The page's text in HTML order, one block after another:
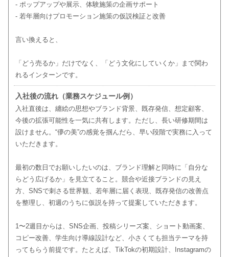
- ポップアップや展示、体験施策の企画サポート
- 若年層向けプロモーション施策の仮説検証と改善
言い換えると、
「どう売るか」だけでなく、「どう文化にしていくか」まで関わ
れるインターンです。
入社後の流れ（業務スケジュール例）
入社直後は、纏絵の思想やブランド背景、既存発信、想定顧客、
今後の拡張可能性を一気に共有します。ただし、長い研修期間は
設けません。“儚の美”の感覚を掴んだら、早い段階で実務に入って
いただきます。
最初の数日でお願いしたいのは、ブランド理解と同時に「自分な
らどう広げるか」を見立てること。競合や近接ブランドの見え
方、SNSで刺さる世界観、若年層に届く表現、既存発信の改善点
を整理し、初週のうちに仮説を持って提案していただきます。
1〜2週目からは、SNS企画、投稿シリーズ案、ショート動画案、
コピー改善、学生向け導線設計など、小さくても担当テーマを持
ってもらう前提です。たとえば、TikTokの初期設計、Instagramの